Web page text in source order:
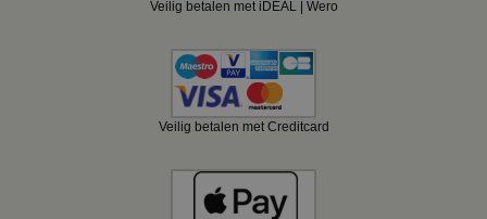
Veilig betalen met iDEAL | Wero
Veilig betalen met Creditcard